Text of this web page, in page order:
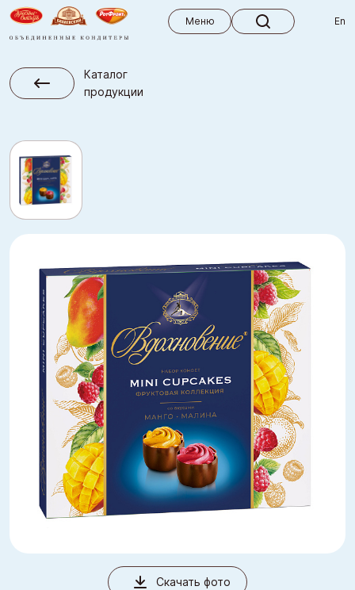
Меню
En
Каталог
продукции
Скачать фото